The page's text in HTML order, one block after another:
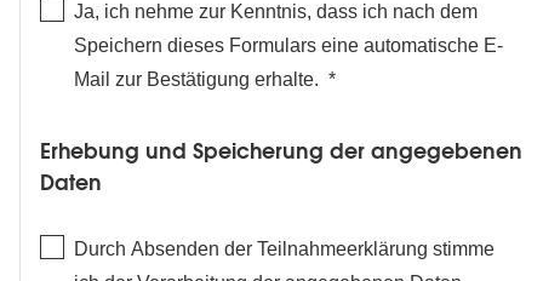
Ja, ich nehme zur Kenntnis, dass ich nach dem
Speichern dieses Formulars eine automatische E-
Mail zur Bestätigung erhalte.
Erhebung und Speicherung der angegebenen
Daten
Durch Absenden der Teilnahmeerklärung stimme